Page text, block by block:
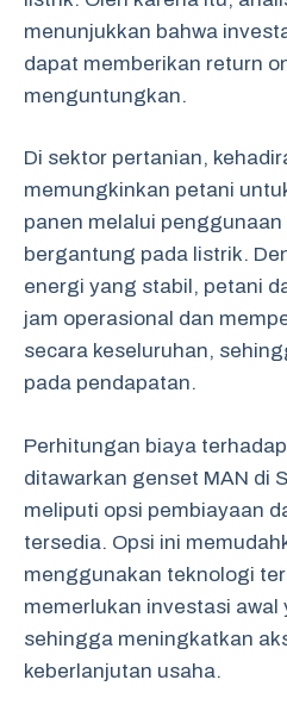
menunjukkan bahwa
dapat memberikan return
menguntungkan.
Di sektor pertanian,
memungkinkan petani
panen melalui
bergantung pada listrik.
energi yang stabil, petani
jam operasional dan
secara keseluruhan,
pada pendapatan.
Perhitungan biaya
ditawarkan genset MAN di
meliputi opsi pembiayaan
tersedia. Opsi ini
menggunakan teknologi
memerlukan investasi awal
sehingga meningkatkan
keberlanjutan usaha.